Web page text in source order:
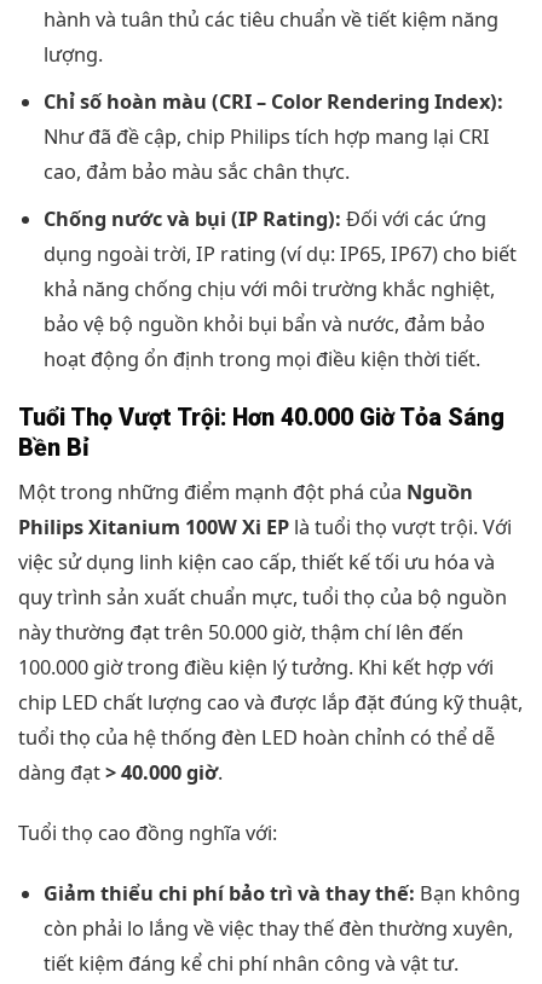
hành và tuân thủ các tiêu chuẩn về tiết kiệm năng
lượng.
Chỉ số hoàn màu (CRI – Color Rendering Index):
Như đã đề cập, chip Philips tích hợp mang lại CRI
cao, đảm bảo màu sắc chân thực.
Chống nước và bụi (IP Rating): Đối với các ứng
dụng ngoài trời, IP rating (ví dụ: IP65, IP67) cho biết
khả năng chống chịu với môi trường khắc nghiệt,
bảo vệ bộ nguồn khỏi bụi bẩn và nước, đảm bảo
hoạt động ổn định trong mọi điều kiện thời tiết.
Tuổi Thọ Vượt Trội: Hơn 40.000 Giờ Tỏa Sáng
Bền Bỉ
Một trong những điểm mạnh đột phá của Nguồn
Philips Xitanium 100W Xi EP là tuổi thọ vượt trội. Với
việc sử dụng linh kiện cao cấp, thiết kế tối ưu hóa và
quy trình sản xuất chuẩn mực, tuổi thọ của bộ nguồn
này thường đạt trên 50.000 giờ, thậm chí lên đến
100.000 giờ trong điều kiện lý tưởng. Khi kết hợp với
chip LED chất lượng cao và được lắp đặt đúng kỹ thuật,
tuổi thọ của hệ thống đèn LED hoàn chỉnh có thể dễ
dàng đạt> 40.000 giờ.
Tuổi thọ cao đồng nghĩa với:
Giảm thiểu chi phí bảo trì và thay thế: Bạn không
còn phải lo lắng về việc thay thế đèn thường xuyên,
tiết kiệm đáng kể chi phí nhân công và vật tư.